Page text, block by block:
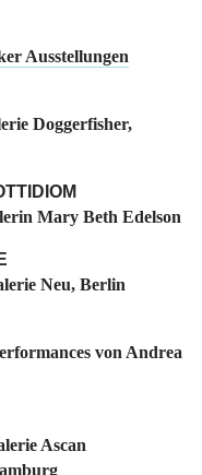
Ausstellungen
Doggerfisher,
Mary Beth Edelson
Neu, Berlin
von Andrea
Ascan